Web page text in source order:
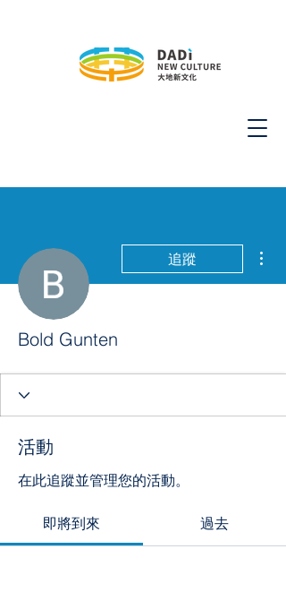
追蹤
Bold Gunten
活動
在此追蹤並管理您的活動。
即將到來 過去